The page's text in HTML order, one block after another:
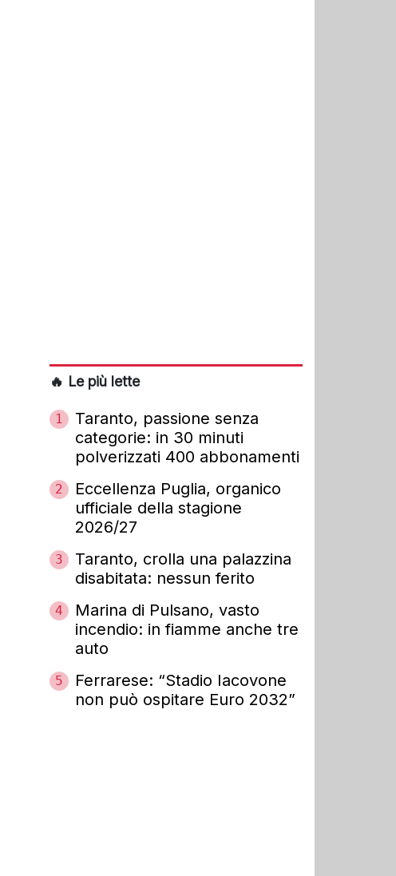
🔥 Le più lette
1
Taranto, passione senza
categorie: in 30 minuti
polverizzati 400 abbonamenti
2
Eccellenza Puglia, organico
ufficiale della stagione
2026/27
3
Taranto, crolla una palazzina
disabitata: nessun ferito
4
Marina di Pulsano, vasto
incendio: in fiamme anche tre
auto
5
Ferrarese: “Stadio Iacovone
non può ospitare Euro 2032”